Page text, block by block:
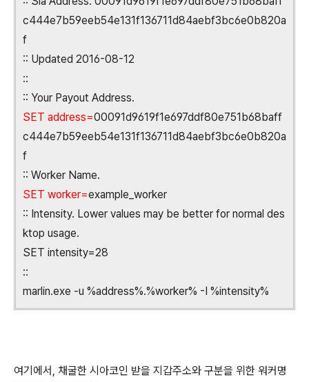
c444e7b59eeb54e131f136711d84aebf3bc6e0b820a
f
:: Updated 2016-08-12
::
:: Your Payout Address.
SET address=00091d9619f1e697ddf80e751b68baff
c444e7b59eeb54e131f136711d84aebf3bc6e0b820a
f
:: Worker Name.
SET worker=example_worker
:: Intensity. Lower values may be better for normal des
ktop usage.
SET intensity=28
::
marlin.exe -u %address%.%worker% -I %intensity%
여기에서, 채굴한 시아코인 받을 지갑주소와 구분을 위한 워커명